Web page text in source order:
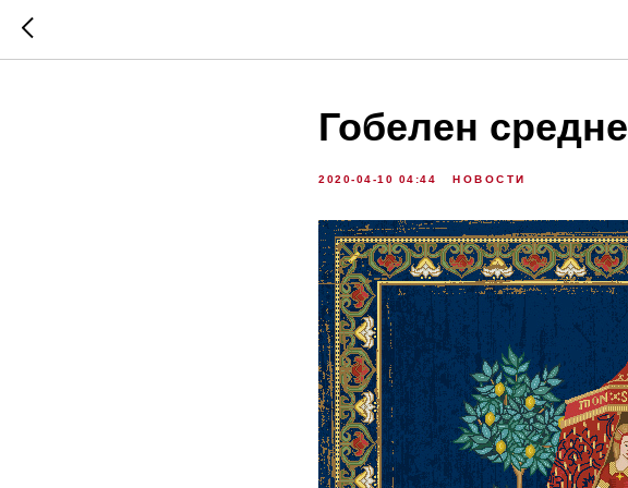
Гобелен
2020-04-10 04:44 НОВОСТИ